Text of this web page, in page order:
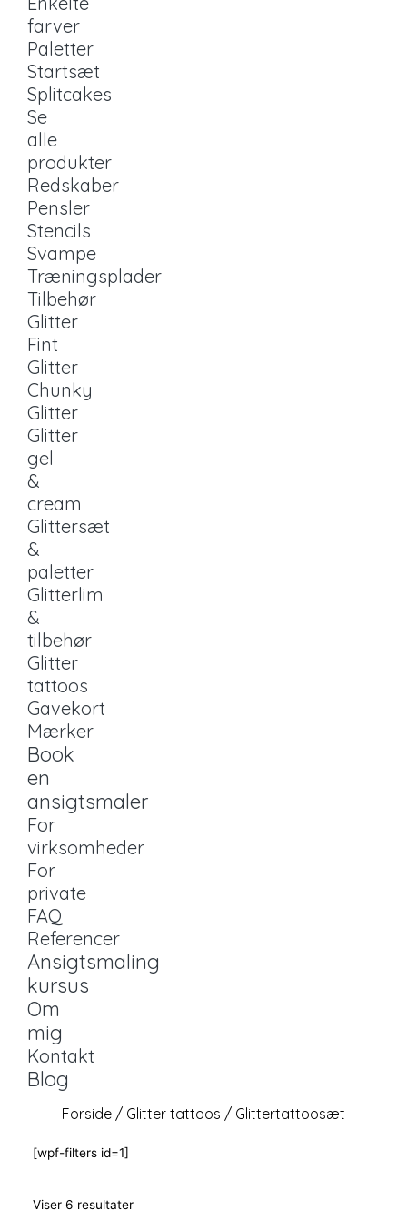
farver
Paletter
Startsæt
Splitcakes
Se
alle
produkter
Redskaber
Pensler
Stencils
Svampe
Træningsplader
Tilbehør
Glitter
Fint
Glitter
Chunky
Glitter
Glitter
gel
&
cream
Glittersæt
&
paletter
Glitterlim
&
tilbehør
Glitter
tattoos
Gavekort
Mærker
Book
en
ansigtsmaler
For
virksomheder
For
private
FAQ
Referencer
Ansigtsmaling
kursus
Om
mig
Kontakt
Blog
Forside/ Glitter tattoos / Glittertattoosæt
[wpf-filters id=1]
Viser 6 resultater